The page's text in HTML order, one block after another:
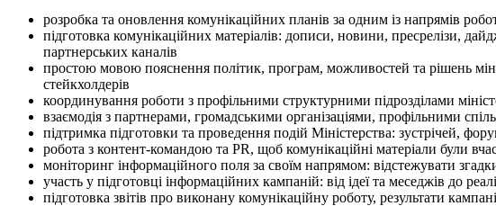
розробка та оновлення комунікаційних планів за одним із напрямів
підготовка комунікаційних матеріалів: дописи, новини, пресрелізи,
партнерських каналів
простою мовою пояснення політик, програм, можливостей та рішень
стейкхолдерів
координування роботи з профільними структурними підрозділами
взаємодія з партнерами, громадськими організаціями, профільними
підтримка підготовки та проведення подій Міністерства: зустрічей,
робота з контент-командою та PR, щоб комунікаційні матеріали були
моніторинг інформаційного поля за своїм напрямом: відстежувати
участь у підготовці інформаційних кампаній: від ідеї та меседжів до
підготовка звітів про виконану комунікаційну роботу, результати